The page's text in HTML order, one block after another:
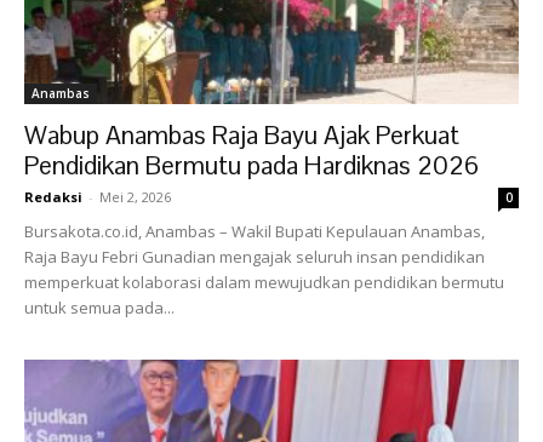
Anambas
Wabup Anambas Raja Bayu Ajak Perkuat
Pendidikan Bermutu pada Hardiknas 2026
Redaksi - Mei 2, 2026 0
Bursakota.co.id, Anambas – Wakil Bupati Kepulauan Anambas,
Raja Bayu Febri Gunadian mengajak seluruh insan pendidikan
memperkuat kolaborasi dalam mewujudkan pendidikan bermutu
untuk semua pada...